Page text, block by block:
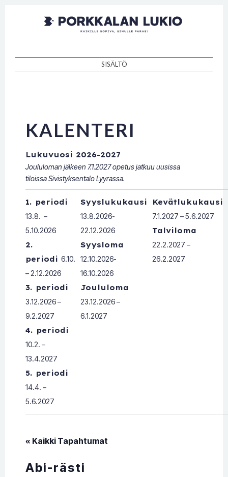
Porkkalan
lukio
Kaikille sopiva, sinulle paras!
SISÄLTÖ
KALENTERI
Lukuvuosi 2026-2027
Joululoman jälkeen 7.1.2027 opetus jatkuu uusissa
tiloissa Sivistyksentalo Lyyrassa.
1. periodi
13.8. –
5.10.2026
2.
periodi 6.10.
– 2.12.2026
3. periodi
3.12.2026 –
9.2.2027
4. periodi
10.2. –
13.4.2027
5. periodi
14.4. –
5.6.2027
Syyslukukausi
13.8.2026-
22.12.2026
Syysloma
12.10.2026-
16.10.2026
Joululoma
23.12.2026 –
6.1.2027
Kevätlukukausi
7.1.2027 – 5.6.2027
Talviloma
22.2.2027 –
26.2.2027
« Kaikki Tapahtumat
Abi-rästi